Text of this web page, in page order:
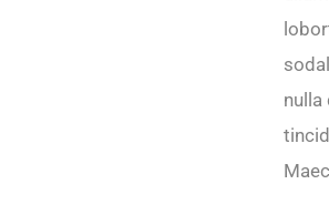
nulla